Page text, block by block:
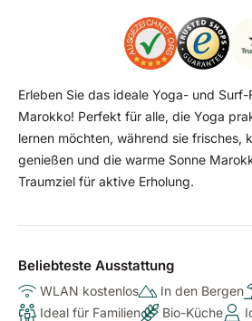
Erleben Sie das ideale Yoga- und Surf-
Marokko! Perfekt für alle, die Yoga
lernen möchten, während sie frisches,
genießen und die warme Sonne
Traumziel für aktive Erholung.
Beliebteste Ausstattung
WLAN kostenlos In den Bergen
Ideal für Familien
Bio-Küche